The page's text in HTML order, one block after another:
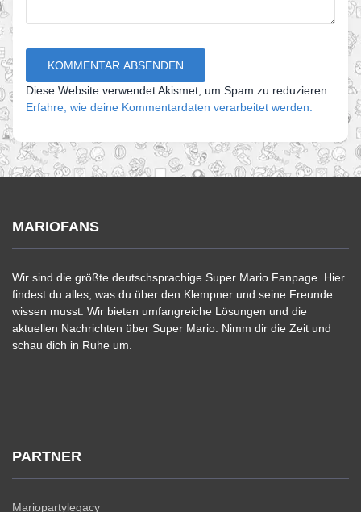
Diese Website verwendet Akismet, um Spam zu reduzieren.
Erfahre, wie deine Kommentardaten verarbeitet werden.
MARIOFANS
Wir sind die größte deutschsprachige Super Mario Fanpage. Hier
findest du alles, was du über den Klempner und seine Freunde
wissen musst. Wir bieten umfangreiche Lösungen und die
aktuellen Nachrichten über Super Mario. Nimm dir die Zeit und
schau dich in Ruhe um.
PARTNER
Mariopartylegacy